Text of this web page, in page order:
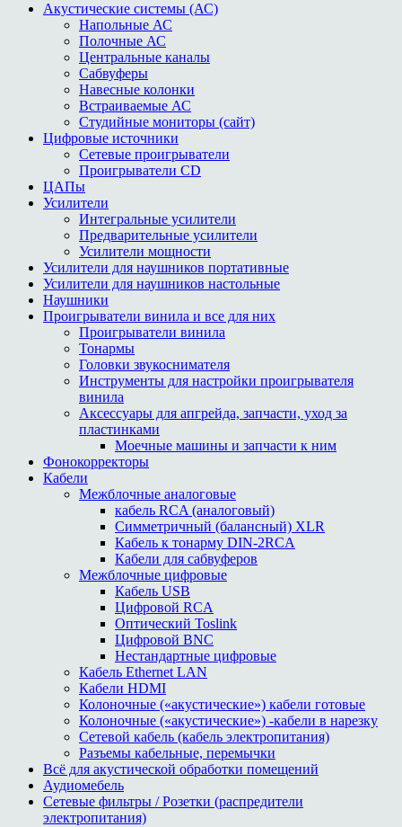
Акустические системы (АС)
Напольные АС
Полочные АС
Центральные каналы
Сабвуферы
Навесные колонки
Встраиваемые АС
Студийные мониторы (сайт)
Цифровые источники
Сетевые проигрыватели
Проигрыватели СD
ЦАПы
Усилители
Интегральные усилители
Предварительные усилители
Усилители мощности
Усилители для наушников портативные
Усилители для наушников настольные
Наушники
Проигрыватели винила и все для них
Проигрыватели винила
Тонармы
Головки звукоснимателя
Инструменты для настройки проигрывателя
винила
Аксессуары для апгрейда, запчасти, уход за
пластинками
Моечные машины и запчасти к ним
Фонокорректоры
Кабели
Межблочные аналоговые
кабель RCA (аналоговый)
Симметричный (балансный) XLR
Кабель к тонарму DIN-2RCA
Кабели для сабвуферов
Межблочные цифровые
Кабель USB
Цифровой RCA
Оптический Toslink
Цифровой BNC
Нестандартные цифровые
Кабель Ethernet LAN
Кабели HDMI
Колоночные («акустические») кабели готовые
Колоночные («акустические») -кабели в нарезку
Сетевой кабель (кабель электропитания)
Разъемы кабельные, перемычки
Всё для акустической обработки помещений
Аудиомебель
Сетевые фильтры / Розетки (распредители
электропитания)